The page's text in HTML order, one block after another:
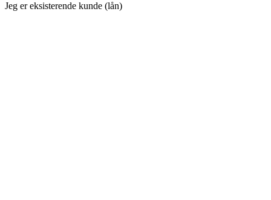
Jeg er eksisterende kunde (lån)